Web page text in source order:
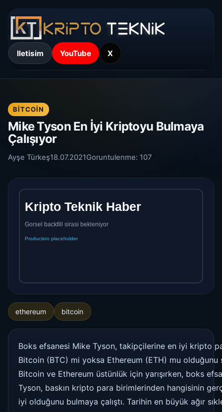
Iletisim YouTube X
BITCOIN
Mike Tyson En İyi Kriptoyu Bulmaya
Çalışıyor
Ayşe Türkeş18.07.2021Goruntulenme: 107
ethereum bitcoin
Boks efsanesi Mike Tyson, takipçilerine en iyi kripto
Bitcoin (BTC) mi yoksa Ethereum (ETH) mu olduğunu
Bitcoin ve Ethereum üstünlük için yarışırken, boks
Tyson, baskın kripto para birimlerinden hangisinin
iyi olduğunu bulmaya çalıştı. Tarihin en büyük ağır